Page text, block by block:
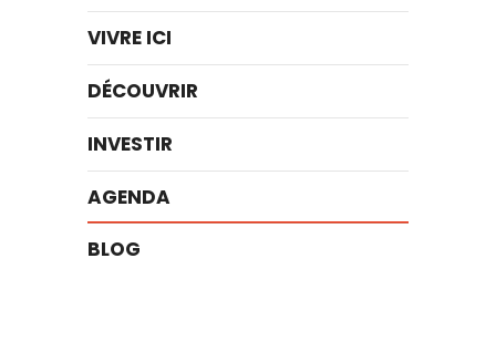
VIVRE ICI
DÉCOUVRIR
INVESTIR
AGENDA
BLOG